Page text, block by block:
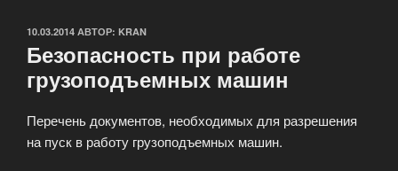
ОПУБЛИКОВАНО
10.03.2014 АВТОР: KRAN
Безопасноcть при работе
грузоподъемных машин
Перечень документов, необходимых для разрешения
на пуск в работу грузоподъемных машин.